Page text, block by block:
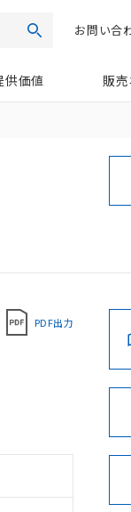
検索お問い合
供価値 販
PDF出力